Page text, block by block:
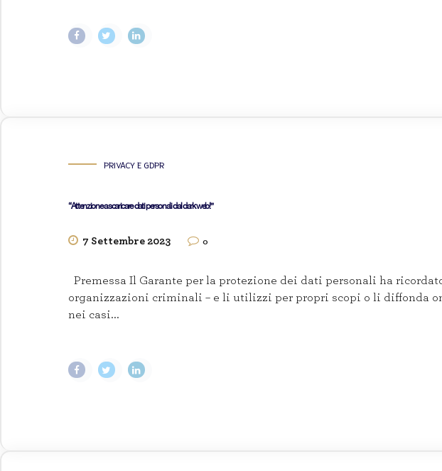
PRIVACY E GDPR
“Attenzione a scaricare dati personali dal dark web!”
7 Settembre 2023 0
Premessa Il Garante per la protezione dei dati personali ha
organizzazioni criminali – e li utilizzi per propri scopi o li diffonda
nei casi...